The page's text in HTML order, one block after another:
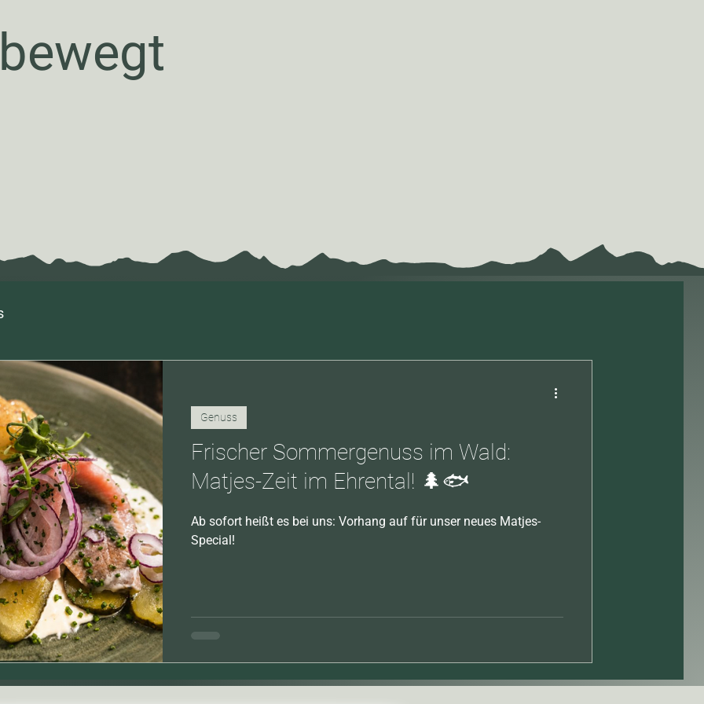
Frischer Sommergenuss im Wald:
Matjes-Zeit im Ehrental! 🌲🐟
Ab sofort heißt es bei uns: Vorhang auf für unser neues Matjes-
Special!
Genuss